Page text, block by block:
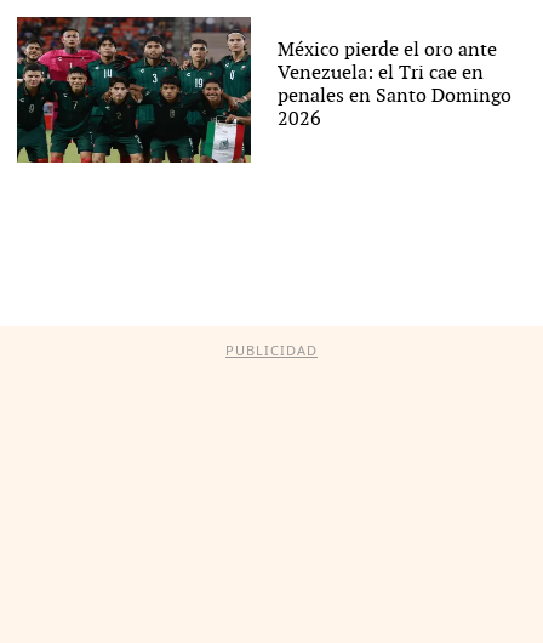
México pierde el oro ante
Venezuela: el Tri cae en
penales en Santo Domingo
2026
PUBLICIDAD